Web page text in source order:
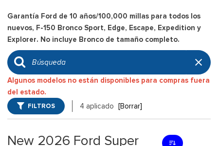
Garantía Ford de 10 años/100,000 millas para todos los
nuevos, F-150 Bronco Sport, Edge, Escape, Expedition y
Explorer. No incluye Bronco de tamaño completo.
Algunos modelos no están disponibles para compras fuera
del estado.
FILTROS 4 aplicado [Borrar]
New 2026 Ford Super